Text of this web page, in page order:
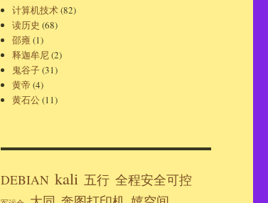
计算机技术(82)
读历史 (68)
邵雍(1)
释迦牟尼(2)
鬼谷子(31)
黄帝 (4)
黄石公(11)
DEBIAN kali 五行 全程安全可控